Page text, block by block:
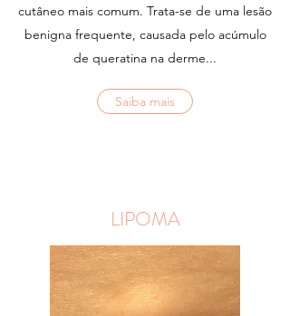
cutâneo mais comum. Trata-se de uma lesão
benigna frequente, causada pelo acúmulo
de queratina na derme...
Saiba mais
LIPOMA